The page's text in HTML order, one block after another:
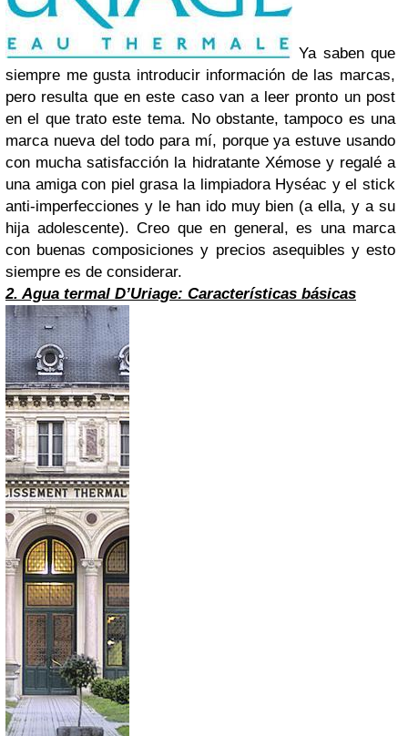
Ya saben que
siempre me gusta introducir información de las marcas,
pero resulta que en este caso van a leer pronto un post
en el que trato este tema. No obstante, tampoco es una
marca nueva del todo para mí, porque ya estuve usando
con mucha satisfacción la hidratante Xémose y regalé a
una amiga con piel grasa la limpiadora Hyséac y el stick
anti-imperfecciones y le han ido muy bien (a ella, y a su
hija adolescente). Creo que en general, es una marca
con buenas composiciones y precios asequibles y esto
siempre es de considerar.
2. Agua termal D’Uriage: Características básicas